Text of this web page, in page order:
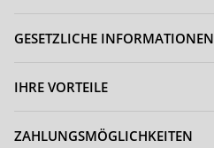
GESETZLICHE INFORMATIONEN
IHRE VORTEILE
ZAHLUNGSMÖGLICHKEITEN